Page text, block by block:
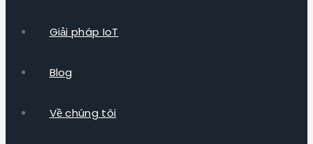
Giải pháp IoT
Blog
Về chúng tôi